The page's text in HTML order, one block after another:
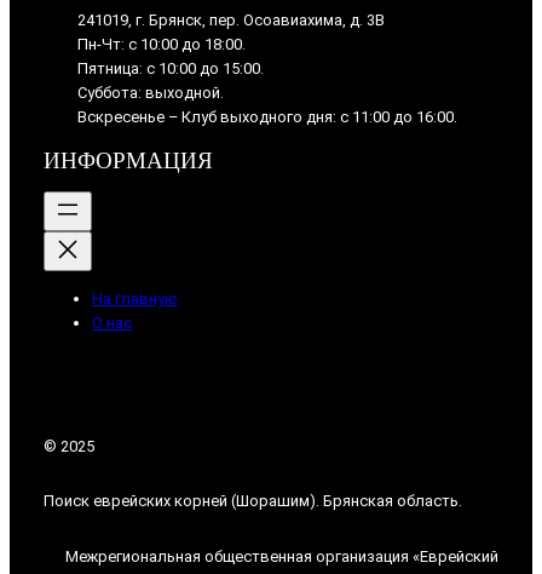
241019, г. Брянск, пер. Осоавиахима, д. 3В
Пн-Чт: с 10:00 до 18:00.
Пятница: с 10:00 до 15:00.
Суббота: выходной.
Вскресенье – Клуб выходного дня: с 11:00 до 16:00.
ИНФОРМАЦИЯ
На главную
О нас
© 2025
Поиск еврейских корней (Шорашим). Брянская область.
Межрегиональная общественная организация «Еврейский